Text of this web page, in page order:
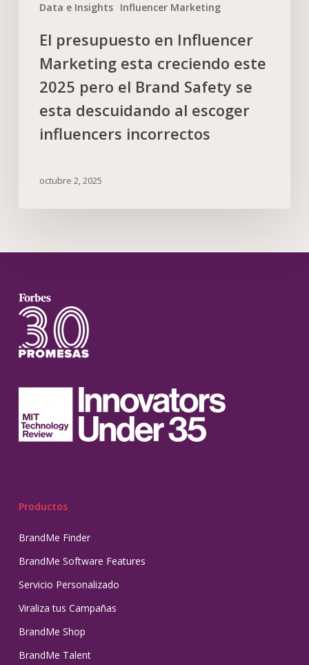
Data e Insights Influencer Marketing
El presupuesto en Influencer
Marketing esta creciendo este
2025 pero el Brand Safety se
esta descuidando al escoger
influencers incorrectos
octubre 2, 2025
Productos
BrandMe Finder
BrandMe Software Features
Servicio Personalizado
Viraliza tus Campañas
BrandMe Shop
BrandMe Talent